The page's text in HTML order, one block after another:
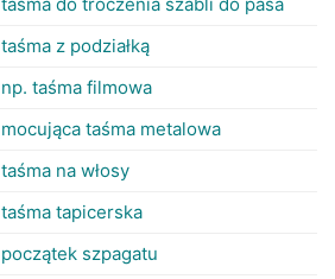
taśma z podziałką
np. taśma filmowa
mocująca taśma metalowa
taśma na włosy
taśma tapicerska
początek szpagatu